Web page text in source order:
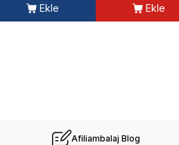
Ekle Ekle
Afiliambalaj Blog